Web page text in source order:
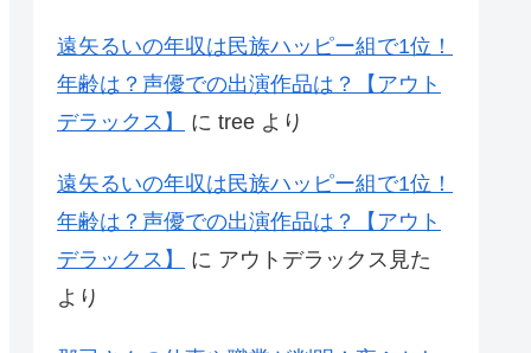
遠矢るいの年収は民族ハッピー組で1位！
年齢は？声優での出演作品は？【アウト
デラックス】
に tree より
遠矢るいの年収は民族ハッピー組で1位！
年齢は？声優での出演作品は？【アウト
デラックス】
に アウトデラックス見た
より